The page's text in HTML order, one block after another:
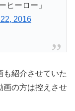
ヒーロー」
2016
も紹介させていた
画の方は控えさせ